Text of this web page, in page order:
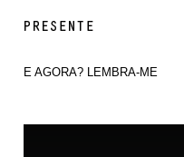
E AGORA? LEMBRA-ME